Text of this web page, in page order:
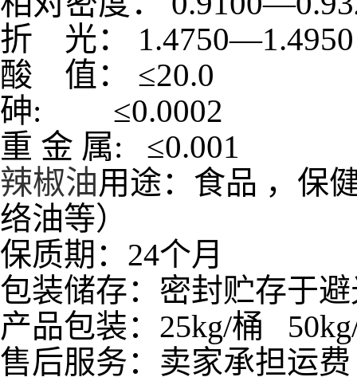
折
光： 1.4750—
酸
值： ≤
砷: ≤
重 金 属: ≤0.001
辣椒油用途：食品 ，保
络油等）
保质期：24个月
包装储存：密封贮存于
产品包装：25kg/桶
售后服务：卖家承担运